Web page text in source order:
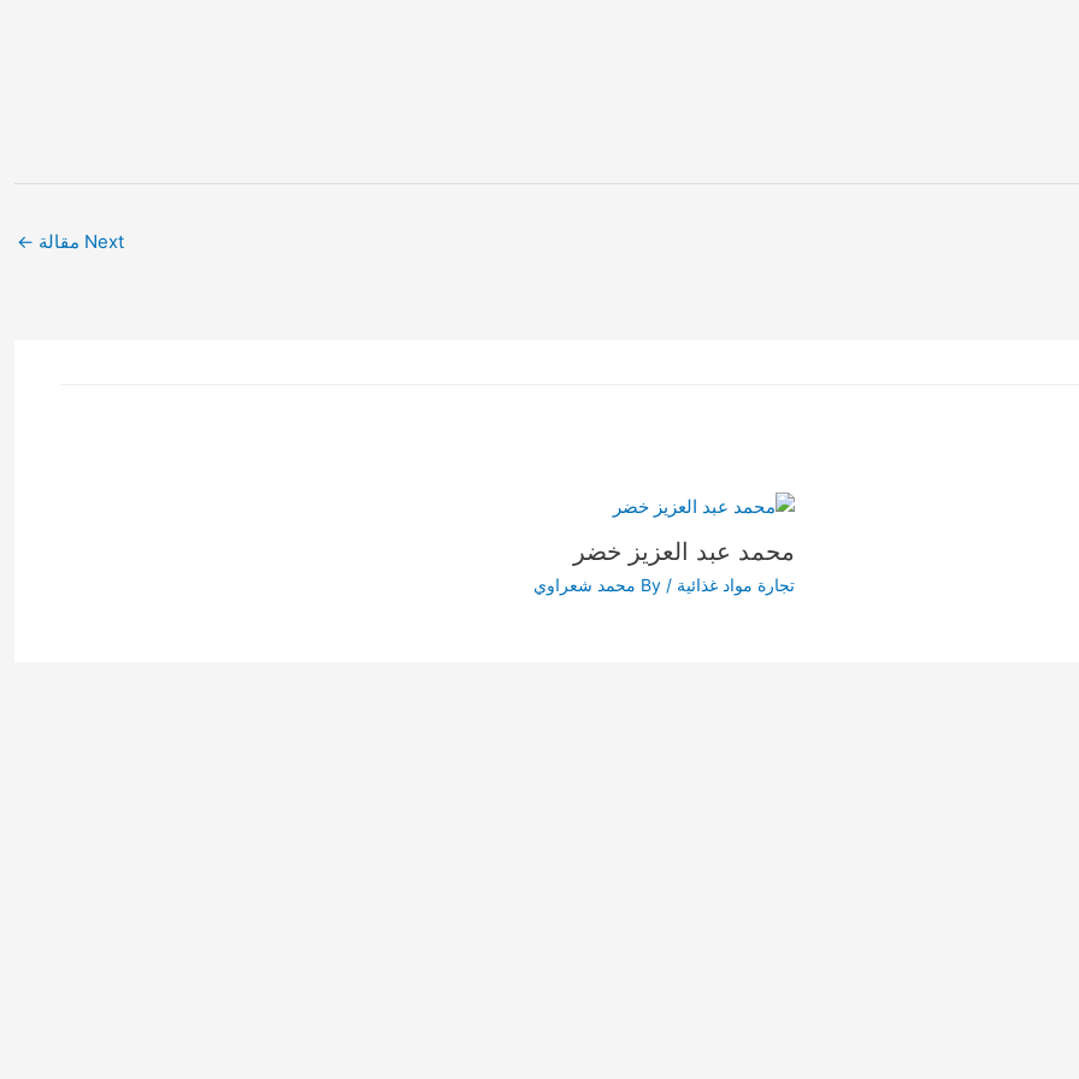
Next مقالة ←
محمد عبد العزيز خضر
تجارة مواد غذائية / By محمد شعراوي